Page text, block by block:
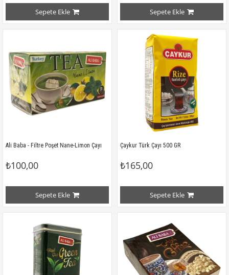
Sepete Ekle Sepete Ekle
Ali Baba - Filtre Poşet Nane-Limon Çayı
₺100,00
Sepete Ekle
Çaykur Türk Çayı 500 GR
₺165,00
Sepete Ekle